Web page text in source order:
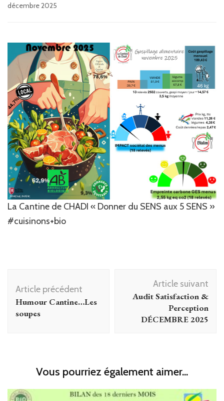
décembre 2025
La Cantine de CHADI « Donner du SENS aux 5 SENS »
#cuisinons+bio
d'article
Article précédent
Humour Cantine…Les
soupes
Article suivant
Audit Satisfaction &
Perception
DÉCEMBRE 2025
Vous pourriez également aimer...